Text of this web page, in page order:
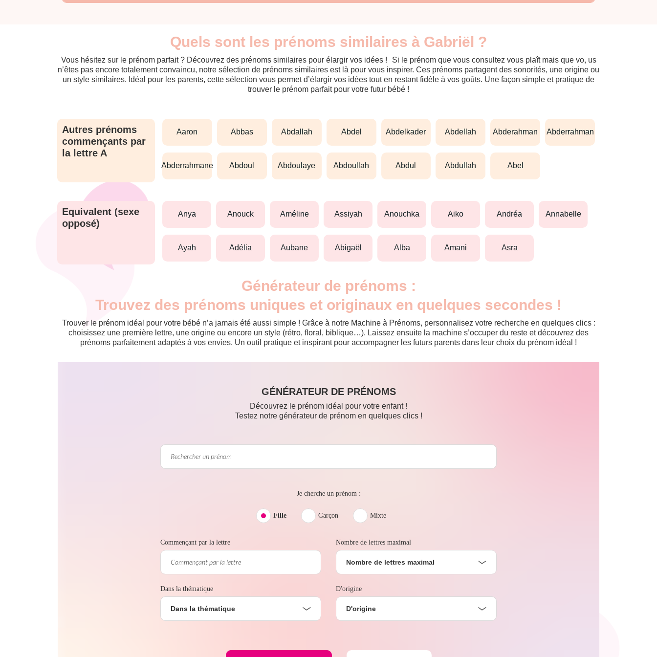
Quels sont les prénoms similaires à Gabriël ?
Vous hésitez sur le prénom parfait ? Découvrez des prénoms similaires pour élargir vos idées ! Si le prénom que vous consultez vous plaît mais que vo, us
n’êtes pas encore totalement convaincu, notre sélection de prénoms similaires est là pour vous inspirer. Ces prénoms partagent des sonorités, une origine ou
un style similaires. Idéal pour les parents, cette sélection vous permet d’élargir vos idées tout en restant fidèle à vos goûts. Une façon simple et pratique de
trouver le prénom parfait pour votre futur bébé !
Autres prénoms
commençants par
la lettre A
aaron abbas abdallah abdel abdelkader abdellah abderahman abderrahman
abderrahmane abdoul abdoulaye abdoullah abdul abdullah abel
Equivalent (sexe
opposé)
anya anouck améline assiyah anouchka aiko andréa annabelle
ayah adélia aubane abigaël alba amani asra
Générateur de prénoms :
Trouvez des prénoms uniques et originaux en quelques secondes !
Trouver le prénom idéal pour votre bébé n’a jamais été aussi simple ! Grâce à notre Machine à Prénoms, personnalisez votre recherche en quelques clics :
choisissez une première lettre, une origine ou encore un style (rétro, floral, biblique…). Laissez ensuite la machine s’occuper du reste et découvrez des
prénoms parfaitement adaptés à vos envies. Un outil pratique et inspirant pour accompagner les futurs parents dans leur choix du prénom idéal !
GÉNÉRATEUR DE PRÉNOMS
Découvrez le prénom idéal pour votre enfant !
Testez notre générateur de prénom en quelques clics !
Je cherche un prénom :
Fille Garçon Mixte
Commençant par la lettre Nombre de lettres maximal
Nombre de lettres maximal
Dans la thématique
Dans la thématique
D'origine
D'origine